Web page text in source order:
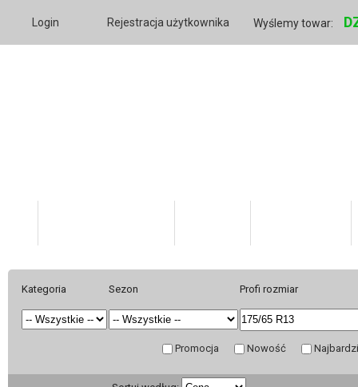
Login Rejestracja użytkownika Wyślemy towar:
Kategoria Sezon Profi rozmiar
Promocja Nowość